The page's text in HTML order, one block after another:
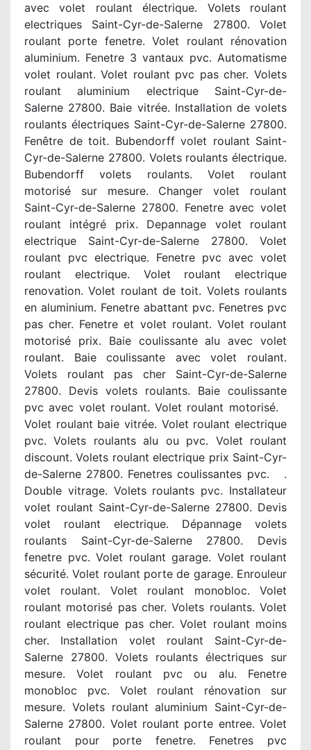
avec volet roulant électrique. Volets roulant
electriques Saint-Cyr-de-Salerne 27800. Volet
roulant porte fenetre. Volet roulant rénovation
aluminium. Fenetre 3 vantaux pvc. Automatisme
volet roulant. Volet roulant pvc pas cher. Volets
roulant aluminium electrique Saint-Cyr-de-
Salerne 27800. Baie vitrée. Installation de volets
roulants électriques Saint-Cyr-de-Salerne 27800.
Fenêtre de toit. Bubendorff volet roulant Saint-
Cyr-de-Salerne 27800. Volets roulants électrique.
Bubendorff volets roulants. Volet roulant
motorisé sur mesure. Changer volet roulant
Saint-Cyr-de-Salerne 27800. Fenetre avec volet
roulant intégré prix. Depannage volet roulant
electrique Saint-Cyr-de-Salerne 27800. Volet
roulant pvc electrique. Fenetre pvc avec volet
roulant electrique. Volet roulant electrique
renovation. Volet roulant de toit. Volets roulants
en aluminium. Fenetre abattant pvc. Fenetres pvc
pas cher. Fenetre et volet roulant. Volet roulant
motorisé prix. Baie coulissante alu avec volet
roulant. Baie coulissante avec volet roulant.
Volets roulant pas cher Saint-Cyr-de-Salerne
27800. Devis volets roulants. Baie coulissante
pvc avec volet roulant. Volet roulant motorisé.
Volet roulant baie vitrée. Volet roulant electrique
pvc. Volets roulants alu ou pvc. Volet roulant
discount. Volets roulant electrique prix Saint-Cyr-
de-Salerne 27800. Fenetres coulissantes pvc. .
Double vitrage. Volets roulants pvc. Installateur
volet roulant Saint-Cyr-de-Salerne 27800. Devis
volet roulant electrique. Dépannage volets
roulants Saint-Cyr-de-Salerne 27800. Devis
fenetre pvc. Volet roulant garage. Volet roulant
sécurité. Volet roulant porte de garage. Enrouleur
volet roulant. Volet roulant monobloc. Volet
roulant motorisé pas cher. Volets roulants. Volet
roulant electrique pas cher. Volet roulant moins
cher. Installation volet roulant Saint-Cyr-de-
Salerne 27800. Volets roulants électriques sur
mesure. Volet roulant pvc ou alu. Fenetre
monobloc pvc. Volet roulant rénovation sur
mesure. Volets roulant aluminium Saint-Cyr-de-
Salerne 27800. Volet roulant porte entree. Volet
roulant pour porte fenetre. Fenetres pvc